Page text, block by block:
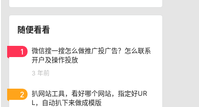
随便看看
1
微信搜一搜怎么做推广投广告？怎么联系
开户及操作投放
3 年前
2
扒网站工具，看好哪个网站，指定好UR
L，自动扒下来做成模版